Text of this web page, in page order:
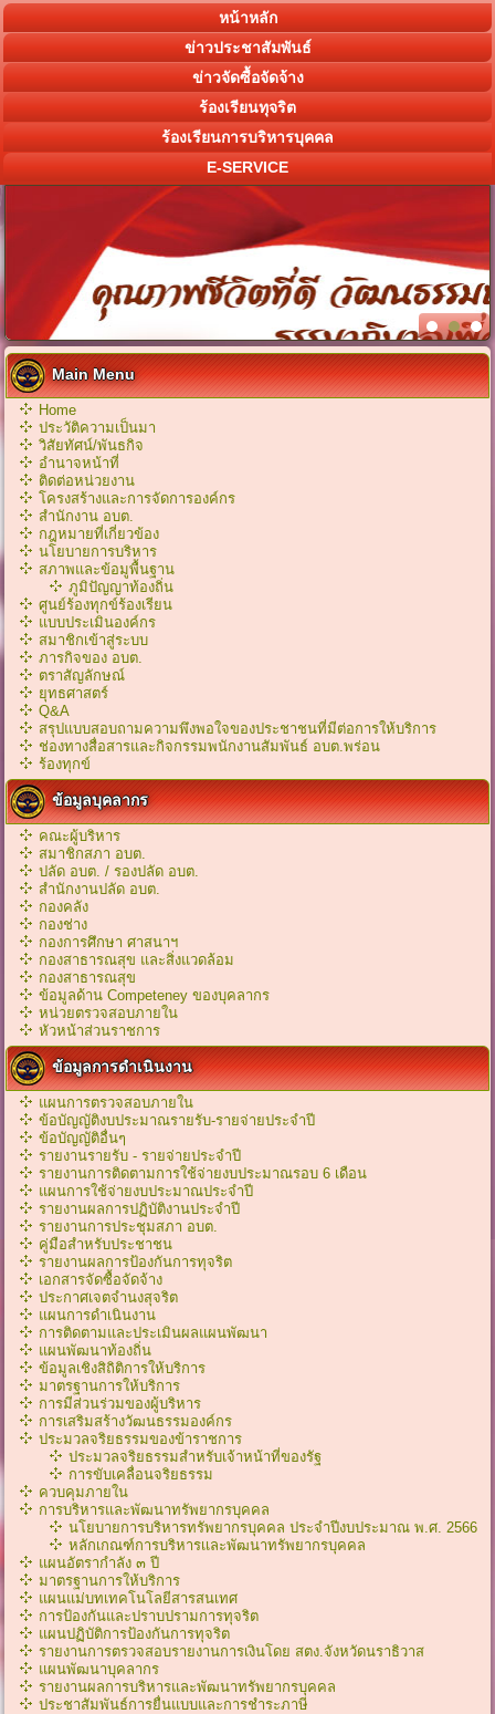
หน้าหลัก
ข่าวประชาสัมพันธ์
ข่าวจัดซื้อจัดจ้าง
ร้องเรียนทุจริต
ร้องเรียนการบริหารบุคคล
E-SERVICE
Main Menu
Home
ประวัติความเป็นมา
วิสัยทัศน์/พันธกิจ
อำนาจหน้าที่
ติดต่อหน่วยงาน
โครงสร้างและการจัดการองค์กร
สำนักงาน อบต.
กฎหมายที่เกี่ยวข้อง
นโยบายการบริหาร
สภาพและข้อมูพื้นฐาน
ภูมิปัญญาท้องถิ่น
ศูนย์ร้องทุกข์ร้องเรียน
แบบประเมินองค์กร
สมาชิกเข้าสู่ระบบ
ภารกิจของ อบต.
ตราสัญลักษณ์
ยุทธศาสตร์
Q&A
สรุปแบบสอบถามความพึงพอใจของประชาชนที่มีต่อการให้บริการ
ช่องทางสื่อสารและกิจกรรมพนักงานสัมพันธ์ อบต.พร่อน
ร้องทุกข์
ข้อมูลบุคลากร
คณะผู้บริหาร
สมาชิกสภา อบต.
ปลัด อบต. / รองปลัด อบต.
สำนักงานปลัด อบต.
กองคลัง
กองช่าง
กองการศึกษา ศาสนาฯ
กองสาธารณสุข และสิ่งแวดล้อม
กองสาธารณสุข
ข้อมูลด้าน Competeney ของบุคลากร
หน่วยตรวจสอบภายใน
หัวหน้าส่วนราชการ
ข้อมูลการดำเนินงาน
แผนการตรวจสอบภายใน
ข้อบัญญัติงบประมาณรายรับ-รายจ่ายประจำปี
ข้อบัญญัติอื่นๆ
รายงานรายรับ - รายจ่ายประจำปี
รายงานการติดตามการใช้จ่ายงบประมาณรอบ 6 เดือน
แผนการใช้จ่ายงบประมาณประจำปี
รายงานผลการปฏิบัติงานประจำปี
รายงานการประชุมสภา อบต.
คู่มือสำหรับประชาชน
รายงานผลการป้องกันการทุจริต
เอกสารจัดซื้อจัดจ้าง
ประกาศเจตจำนงสุจริต
แผนการดำเนินงาน
การติดตามและประเมินผลแผนพัฒนา
แผนพัฒนาท้องถิ่น
ข้อมูลเชิงสิถิติการให้บริการ
มาตรฐานการให้บริการ
การมีส่วนร่วมของผู้บริหาร
การเสริมสร้างวัฒนธรรมองค์กร
ประมวลจริยธรรมของข้าราชการ
ประมวลจริยธรรมสำหรับเจ้าหน้าที่ของรัฐ
การขับเคลื่อนจริยธรรม
ควบคุมภายใน
การบริหารและพัฒนาทรัพยากรบุคคล
นโยบายการบริหารทรัพยากรบุคคล ประจำปีงบประมาณ พ.ศ. 2566
หลักเกณฑ์การบริหารเเละพัฒนาทรัพยากรบุคคล
แผนอัตรากำลัง ๓ ปี
มาตรฐานการให้บริการ
แผนแม่บทเทคโนโลยีสารสนเทศ
การป้องกันและปราบปรามการทุจริต
แผนปฏิบัติการป้องกันการทุจริต
รายงานการตรวจสอบรายงานการเงินโดย สตง.จังหวัดนราธิวาส
แผนพัฒนาบุคลากร
รายงานผลการบริหารและพัฒนาทรัพยากรบุคคล
ประชาสัมพันธ์การยื่นแบบและการชำระภาษี